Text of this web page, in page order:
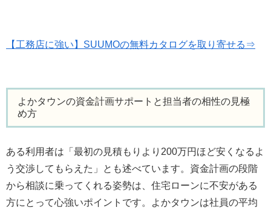
【工務店に強い】SUUMOの無料カタログを取り寄せる⇒
よかタウンの資金計画サポートと担当者の相性の見極
め方
ある利用者は「最初の見積もりより200万円ほど安くなるよ
う交渉してもらえた」とも述べています。資金計画の段階
から相談に乗ってくれる姿勢は、住宅ローンに不安がある
方にとって心強いポイントです。よかタウンは社員の平均